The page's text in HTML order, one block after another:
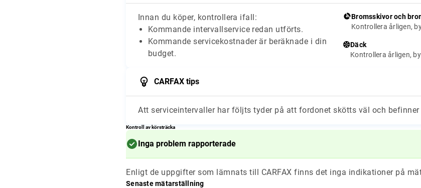
Innan du köper, kontrollera ifall:
Kommande intervallservice redan utförts.
Kommande servicekostnader är beräknade i din
budget.
Bromsskivor och
Kontrollera årligen,
Däck
Kontrollera årligen,
CARFAX tips
Att serviceintervaller har följts tyder på att fordonet skötts väl och
Kontroll av körsträcka
Inga problem rapporterade
Enligt de uppgifter som lämnats till CARFAX finns det inga indikationer på
Senaste mätarställning